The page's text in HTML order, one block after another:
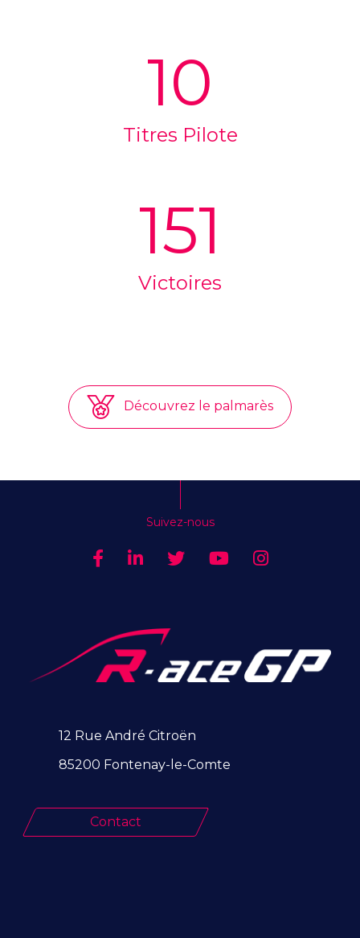
10
Titres Pilote
151
Victoires
Découvrez le palmarès
Suivez-nous
12 Rue André Citroën
85200 Fontenay-le-Comte
Contact